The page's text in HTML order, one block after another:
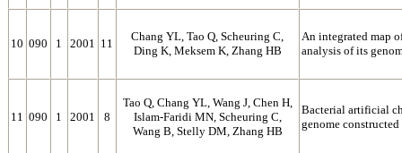
10 090 1 2001 11
Chang YL, Tao Q, Scheuring C,
Ding K, Meksem K, Zhang HB
An integrated map
analysis of its
11 090 1 2001 8
Tao Q, Chang YL, Wang J, Chen H,
Islam-Faridi MN, Scheuring C,
Wang B, Stelly DM, Zhang HB
Bacterial artificial
genome